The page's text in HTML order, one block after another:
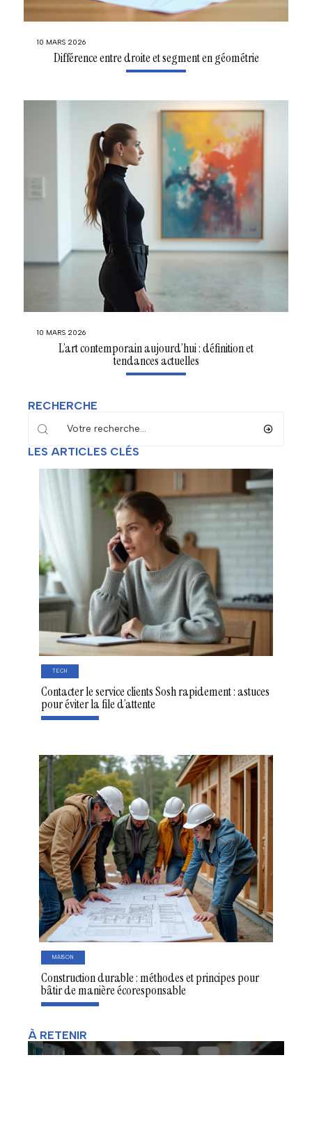
10 MARS 2026
Différence entre droite et segment en géométrie
10 MARS 2026
L’art contemporain aujourd’hui : définition et
tendances actuelles
RECHERCHE
LES ARTICLES CLÉS
TECH
Contacter le service clients Sosh rapidement : astuces
pour éviter la file d’attente
MAISON
Construction durable : méthodes et principes pour
bâtir de manière écoresponsable
À RETENIR